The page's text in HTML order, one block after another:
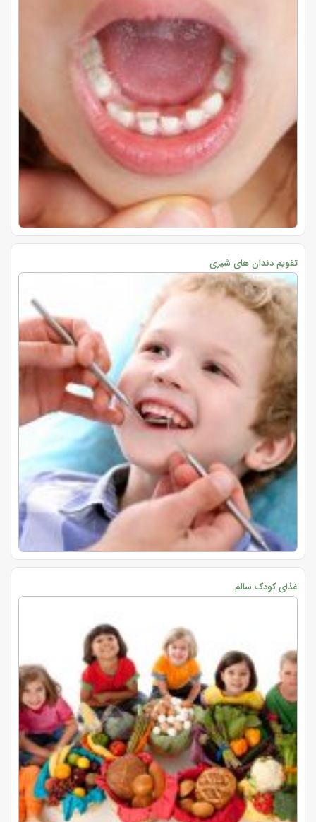
تقویم دندان های شیری
غذای کودک سالم